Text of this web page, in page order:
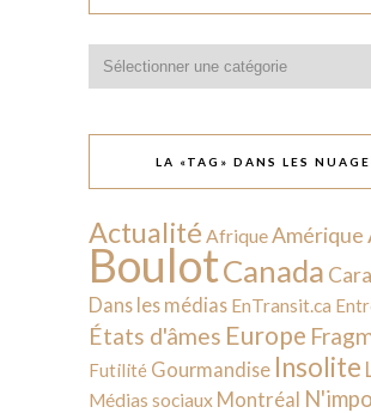
LA «TAG» DANS LES
Actualité AfriqueAmérique
BoulotCanada
Dans les médias EnTransit.ca
États d'âmes Europe
Futilité Gourmandise Insolite
Médias sociaux Montréal